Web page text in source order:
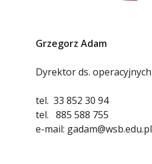
Grzegorz Adam
Dyrektor ds. operacyjnych
tel. 33 852 30 94
tel. 885 588 755
e-mail: gadam@wsb.edu.pl